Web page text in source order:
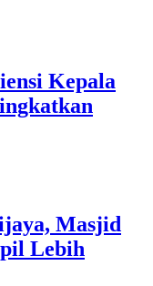
Kepala
Masjid
Lebih